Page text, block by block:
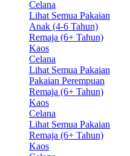
Celana
Lihat Semua Pakaian
Anak (4-6 Tahun)
Remaja (6+ Tahun)
Kaos
Celana
Lihat Semua Pakaian
Pakaian Perempuan
Remaja (6+ Tahun)
Kaos
Celana
Lihat Semua Pakaian
Remaja (6+ Tahun)
Kaos